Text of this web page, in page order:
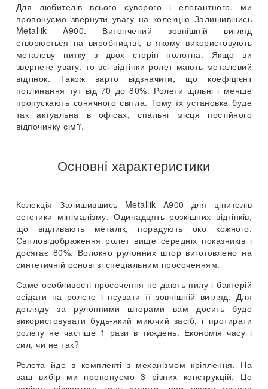
Для любителів всього суворого і елегантного, ми
пропонуємо звернути увагу на колекцію Залишившись
Metallik A900. Витончений зовнішній вигляд
створюється на виробництві, в якому використовують
металеву нитку з двох сторін полотна. Якщо ви
звернете увагу, то всі відтінки ролет мають металевий
відтінок. Також варто відзначити, що коефіцієнт
поглинання тут від 70 до 80%. Ролети щільні і менше
пропускають сонячного світла. Тому їх установка буде
так актуальна в офісах, спальні місця постійного
відпочинку сім'ї.
Основні характеристики
Колекція Залишившись Metallik A900 для цінителів
естетики мінімалізму. Одинадцять розкішних відтінків,
що відливають металік, порадують око кожного.
Світловідображення ролет вище середніх показників і
досягає 80%. Волокно рулонних штор виготовлено на
синтетичній основі зі спеціальним просоченням.
Саме особливості просочення не дають пилу і бактерій
осідати на ролете і псувати її зовнішній вигляд. Для
догляду за рулонними шторами вам досить буде
використовувати будь-який миючий засіб, і протирати
ролету не частіше 1 рази в тиждень. Економія часу і
сил, чи не так?
Ролета йде в комплекті з механізмом кріплення. На
ваш вибір ми пропонуємо 3 різних конструкцій. Це